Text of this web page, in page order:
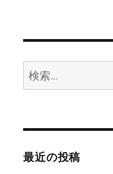
検
索:
最近の投稿